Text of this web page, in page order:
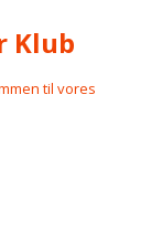
Klub
til vores